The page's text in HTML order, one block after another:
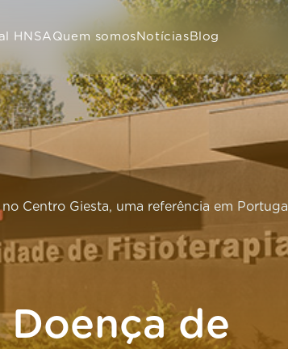
HNSA Quem somos Notícias Blog
Centro Giesta, uma referência em Portugal
Doença de